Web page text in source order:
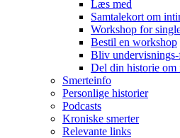
Læs med
Samtalekort om
Workshop for
Bestil en workshop
Bliv
Del din historie om
Smerteinfo
Personlige historier
Podcasts
Kroniske smerter
Relevante links